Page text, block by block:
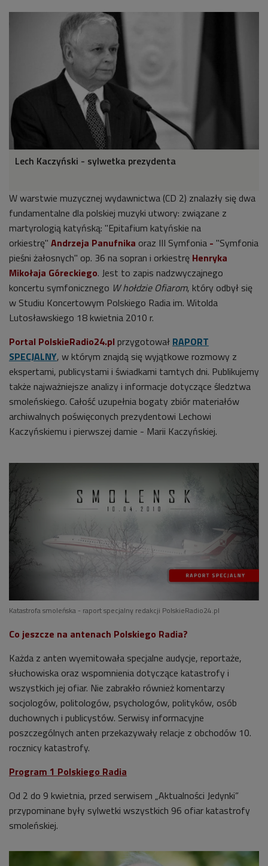
Lech Kaczyński - sylwetka prezydenta
W warstwie muzycznej wydawnictwa (CD 2) znalazły się dwa
fundamentalne dla polskiej muzyki utwory: związane z
martyrologią katyńską: "Epitafium katyńskie na
orkiestrę" Andrzeja Panufnika oraz III Symfonia - "Symfonia
pieśni żałosnych" op. 36 na sopran i orkiestrę Henryka
Mikołaja Góreckiego. Jest to zapis nadzwyczajnego
koncertu symfonicznego W hołdzie Ofiarom, który odbył się
w Studiu Koncertowym Polskiego Radia im. Witolda
Lutosławskiego 18 kwietnia 2010 r.
Portal PolskieRadio24.pl przygotował RAPORT
SPECJALNY, w którym znajdą się wyjątkowe rozmowy z
ekspertami, publicystami i świadkami tamtych dni. Publikujemy
także najważniejsze analizy i informacje dotyczące śledztwa
smoleńskiego. Całość uzupełnia bogaty zbiór materiałów
archiwalnych poświęconych prezydentowi Lechowi
Kaczyńskiemu i pierwszej damie - Marii Kaczyńskiej.
Katastrofa smoleńska - raport specjalny redakcji PolskieRadio24.pl
Co jeszcze na antenach Polskiego Radia?
Każda z anten wyemitowała specjalne audycje, reportaże,
słuchowiska oraz wspomnienia dotyczące katastrofy i
wszystkich jej ofiar. Nie zabrakło również komentarzy
socjologów, politologów, psychologów, polityków, osób
duchownych i publicystów. Serwisy informacyjne
poszczególnych anten przekazywały relacje z obchodów 10.
rocznicy katastrofy.
Program 1 Polskiego Radia
Od 2 do 9 kwietnia, przed serwisem „Aktualności Jedynki”
przypominane były sylwetki wszystkich 96 ofiar katastrofy
smoleńskiej.